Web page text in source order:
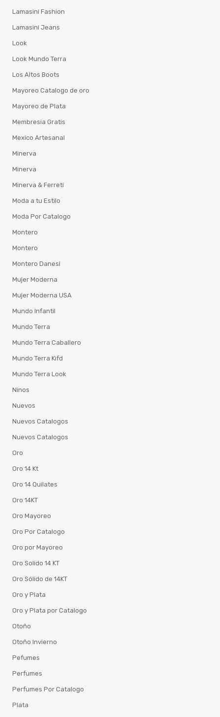
Lamasini Fashion
Lamasini Jeans
Look
Look Mundo Terra
Los Altos Boots
Mayoreo Catalogo de oro
Mayoreo de Plata
Membresia Gratis
Mexico Artesanal
Minerva
Minerva
Minerva & Ferreti
Moda a tu Estilo
Moda Por Catalogo
Montero
Montero
Montero Danesi
Mujer Moderna
Mujer Moderna USA
Mundo Infantil
Mundo Terra
Mundo Terra Caballero
Mundo Terra Kifd
Mundo Terra Look
Ninos
Nuevos
Nuevos Catalogos
Nuevos Catalogos
Oro
Oro 14 Kt
Oro 14 Quilates
Oro 14KT
Oro Mayoreo
Oro Por Catalogo
Oro por Mayoreo
Oro Solido 14 KT
Oro Sólido de 14KT
Oro y Plata
Oro y Plata por Catalogo
Otoño
Otoño Invierno
Pefumes
Perfumes
Perfumes Por Catalogo
Plata